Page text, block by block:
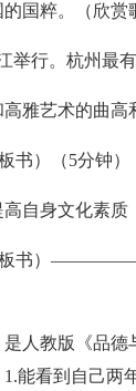
国粹。（欣赏
举行。杭州最
雅艺术的曲高
书）（5分钟）
自身文化素质
板书）―――――
人教版《品
能看到自己